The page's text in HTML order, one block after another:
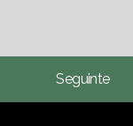
Seguinte